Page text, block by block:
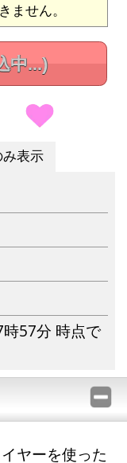
ません。
中...)
表示
57分 時点で
ヤーを使った